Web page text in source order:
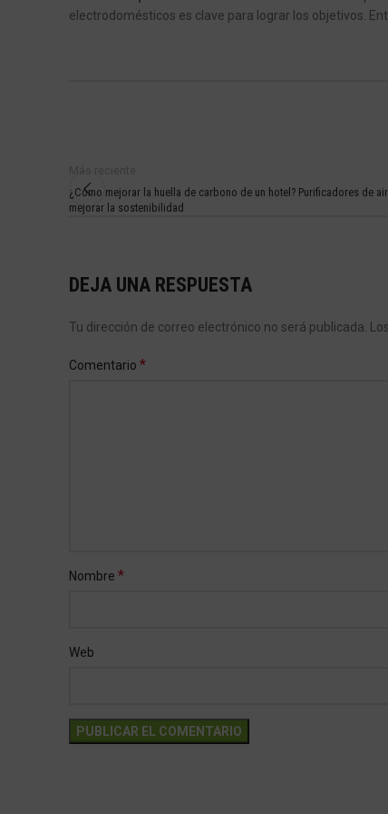
electrodomésticos es clave para lograr los objetivos.
Más reciente
¿Cómo mejorar la huella de carbono de un hotel? Purificadores de
mejorar la sostenibilidad
DEJA UNA RESPUESTA
Tu dirección de correo electrónico no será publicada.
Comentario *
Nombre *
Web